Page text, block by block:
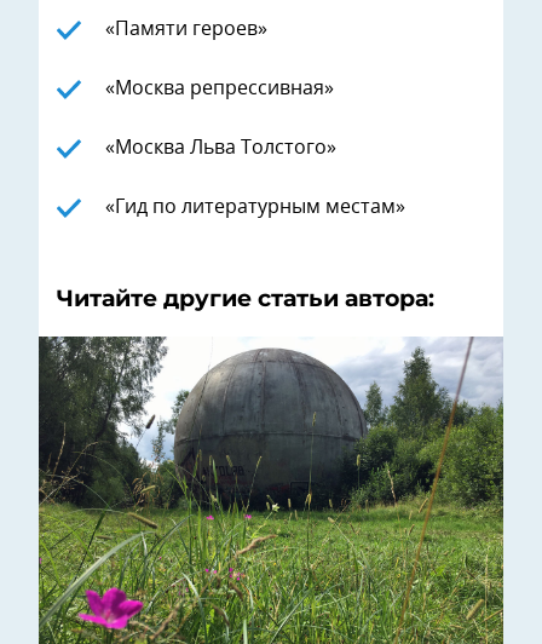
«Памяти героев»
«Москва репрессивная»
«Москва Льва Толстого»
«Гид по литературным местам»
Читайте другие статьи автора: